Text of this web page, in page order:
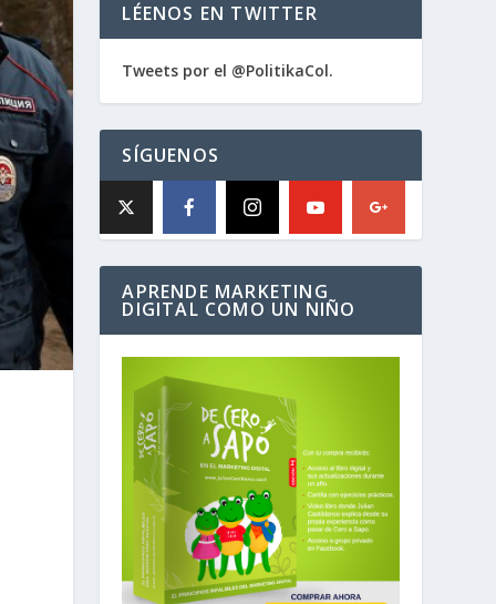
LÉENOS EN TWITTER
Tweets por el @PolitikaCol.
SÍGUENOS
APRENDE MARKETING
DIGITAL COMO UN NIÑO